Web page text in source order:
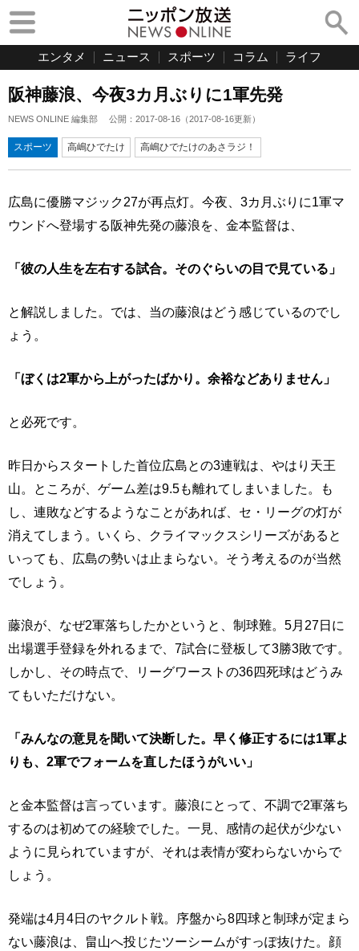
エンタメ ニュース スポーツ コラム ライフ
阪神藤浪、今夜3カ月ぶりに1軍先発
NEWS ONLINE 編集部 公開： 2017-08-16 （2017-08-16更新）
スポーツ 高嶋ひでたけ 高嶋ひでたけのあさラジ！
広島に優勝マジック27が再点灯。今夜、3カ月ぶりに1軍マ
ウンドへ登場する阪神先発の藤浪を、金本監督は、
「彼の人生を左右する試合。そのぐらいの目で見ている」
と解説しました。では、当の藤浪はどう感じているのでし
ょう。
「ぼくは2軍から上がったばかり。余裕などありません」
と必死です。
昨日からスタートした首位広島との3連戦は、やはり天王
山。ところが、ゲーム差は9.5も離れてしまいました。も
し、連敗などするようなことがあれば、セ・リーグの灯が
消えてしまう。いくら、クライマックスシリーズがあると
いっても、広島の勢いは止まらない。そう考えるのが当然
でしょう。
藤浪が、なぜ2軍落ちしたかというと、制球難。5月27日に
出場選手登録を外れるまで、7試合に登板して3勝3敗です。
しかし、その時点で、リーグワーストの36四死球はどうみ
てもいただけない。
「みんなの意見を聞いて決断した。早く修正するには1軍よ
りも、2軍でフォームを直したほうがいい」
と金本監督は言っています。藤浪にとって、不調で2軍落ち
するのは初めての経験でした。一見、感情の起伏が少ない
ように見られていますが、それは表情が変わらないからで
しょう。
発端は4月4日のヤクルト戦。序盤から8四球と制球が定まら
ない藤浪は、畠山へ投じたツーシームがすっぽ抜けた。顔